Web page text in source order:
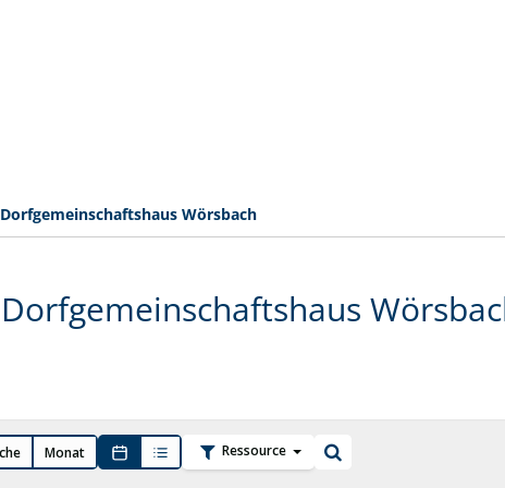
Dorfgemeinschaftshaus Wörsbach
Dorfgemeinschaftshaus